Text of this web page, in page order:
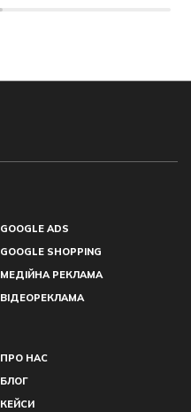
GOOGLE ADS
GOOGLE SHOPPING
МЕДІЙНА РЕКЛАМА
ВІДЕОРЕКЛАМА
ПРО НАС
БЛОГ
КЕЙСИ